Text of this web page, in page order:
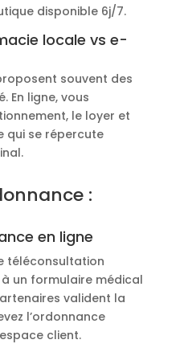
disponible 6j/7.
locale vs e-
souvent des
En ligne, vous
le loyer et
qui se répercute
:
en ligne
téléconsultation
un formulaire médical
valident la
l’ordonnance
client.